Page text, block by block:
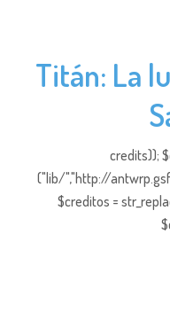
Titán: La
credits));
("lib/","http://
$creditos =